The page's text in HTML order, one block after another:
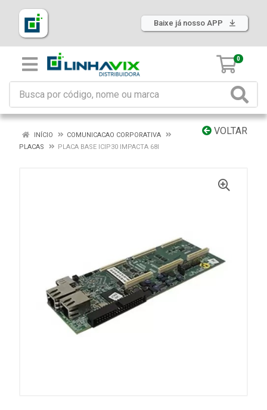
Baixe já nosso APP
0
VOLTAR
INÍCIO
COMUNICACAO CORPORATIVA
PLACAS
PLACA BASE ICIP30 IMPACTA 68I